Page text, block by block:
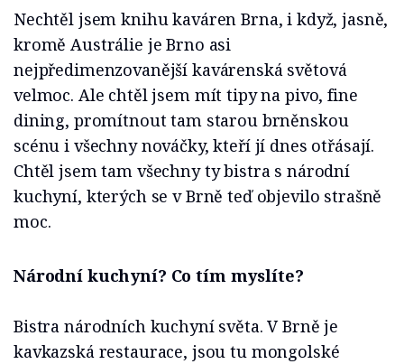
Nechtěl jsem knihu kaváren Brna, i když, jasně,
kromě Austrálie je Brno asi
nejpředimenzovanější kavárenská světová
velmoc. Ale chtěl jsem mít tipy na pivo, fine
dining, promítnout tam starou brněnskou
scénu i všechny nováčky, kteří jí dnes otřásají.
Chtěl jsem tam všechny ty bistra s národní
kuchyní, kterých se v Brně teď objevilo strašně
moc.
Národní kuchyní? Co tím myslíte?
Bistra národních kuchyní světa. V Brně je
kavkazská restaurace, jsou tu mongolské